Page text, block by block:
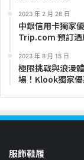
2023 年 2 月 28 日
中銀信用卡獨家
Trip.com 預訂酒
2023 年 8 月 15 日
極限挑戰與浪漫
場！Klook獨家優
服飾鞋履